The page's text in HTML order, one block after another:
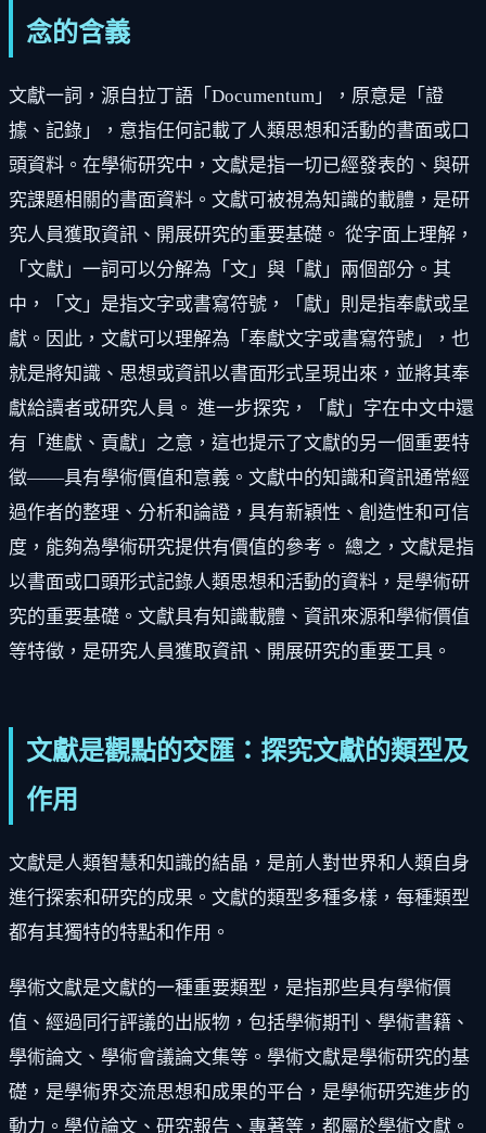
念的含義
文獻一詞，源自拉丁語「Documentum」，原意是「證
據、記錄」，意指任何記載了人類思想和活動的書面或口
頭資料。在學術研究中，文獻是指一切已經發表的、與研
究課題相關的書面資料。文獻可被視為知識的載體，是研
究人員獲取資訊、開展研究的重要基礎。 從字面上理解，
「文獻」一詞可以分解為「文」與「獻」兩個部分。其
中，「文」是指文字或書寫符號，「獻」則是指奉獻或呈
獻。因此，文獻可以理解為「奉獻文字或書寫符號」，也
就是將知識、思想或資訊以書面形式呈現出來，並將其奉
獻給讀者或研究人員。 進一步探究，「獻」字在中文中還
有「進獻、貢獻」之意，這也提示了文獻的另一個重要特
徵——具有學術價值和意義。文獻中的知識和資訊通常經
過作者的整理、分析和論證，具有新穎性、創造性和可信
度，能夠為學術研究提供有價值的參考。 總之，文獻是指
以書面或口頭形式記錄人類思想和活動的資料，是學術研
究的重要基礎。文獻具有知識載體、資訊來源和學術價值
等特徵，是研究人員獲取資訊、開展研究的重要工具。
文獻是觀點的交匯：探究文獻的類型及
作用
文獻是人類智慧和知識的結晶，是前人對世界和人類自身
進行探索和研究的成果。文獻的類型多種多樣，每種類型
都有其獨特的特點和作用。
學術文獻是文獻的一種重要類型，是指那些具有學術價
值、經過同行評議的出版物，包括學術期刊、學術書籍、
學術論文、學術會議論文集等。學術文獻是學術研究的基
礎，是學術界交流思想和成果的平台，是學術研究進步的
動力。學位論文、研究報告、專著等，都屬於學術文獻。